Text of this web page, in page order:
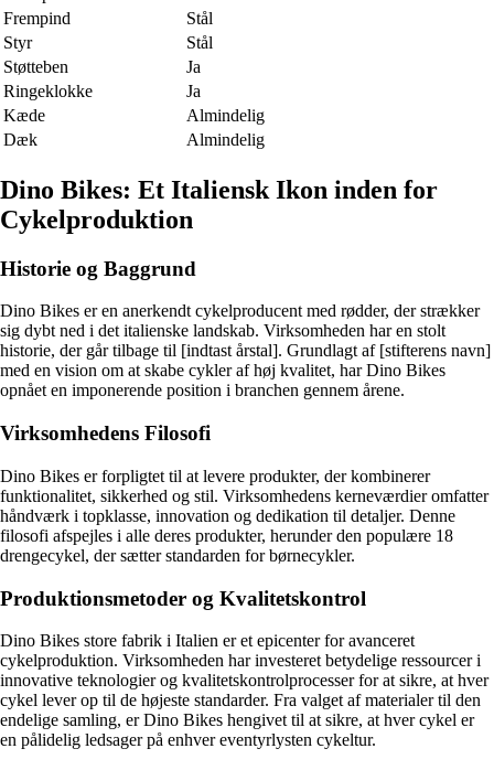
Frempind
Stål
Styr
Stål
Støtteben
Ja
Ringeklokke
Ja
Kæde
Almindelig
Dæk
Almindelig
Dino Bikes: Et Italiensk Ikon inden for
Cykelproduktion
Historie og Baggrund
Dino Bikes er en anerkendt cykelproducent med rødder, der strækker
sig dybt ned i det italienske landskab. Virksomheden har en stolt
historie, der går tilbage til [indtast årstal]. Grundlagt af [stifterens navn]
med en vision om at skabe cykler af høj kvalitet, har Dino Bikes
opnået en imponerende position i branchen gennem årene.
Virksomhedens Filosofi
Dino Bikes er forpligtet til at levere produkter, der kombinerer
funktionalitet, sikkerhed og stil. Virksomhedens kerneværdier omfatter
håndværk i topklasse, innovation og dedikation til detaljer. Denne
filosofi afspejles i alle deres produkter, herunder den populære 18
drengecykel, der sætter standarden for børnecykler.
Produktionsmetoder og Kvalitetskontrol
Dino Bikes store fabrik i Italien er et epicenter for avanceret
cykelproduktion. Virksomheden har investeret betydelige ressourcer i
innovative teknologier og kvalitetskontrolprocesser for at sikre, at hver
cykel lever op til de højeste standarder. Fra valget af materialer til den
endelige samling, er Dino Bikes hengivet til at sikre, at hver cykel er
en pålidelig ledsager på enhver eventyrlysten cykeltur.